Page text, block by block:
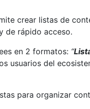
crear listas de
de rápido acceso.
en 2 formatos: “
usuarios del
para organizar